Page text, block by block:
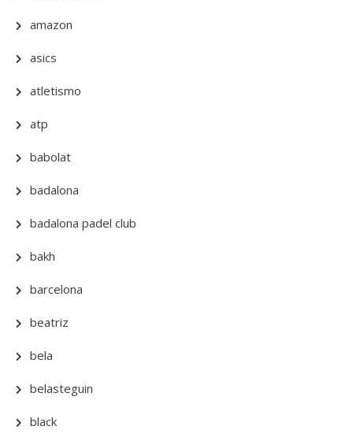
amazon
asics
atletismo
atp
babolat
badalona
badalona padel club
bakh
barcelona
beatriz
bela
belasteguin
black